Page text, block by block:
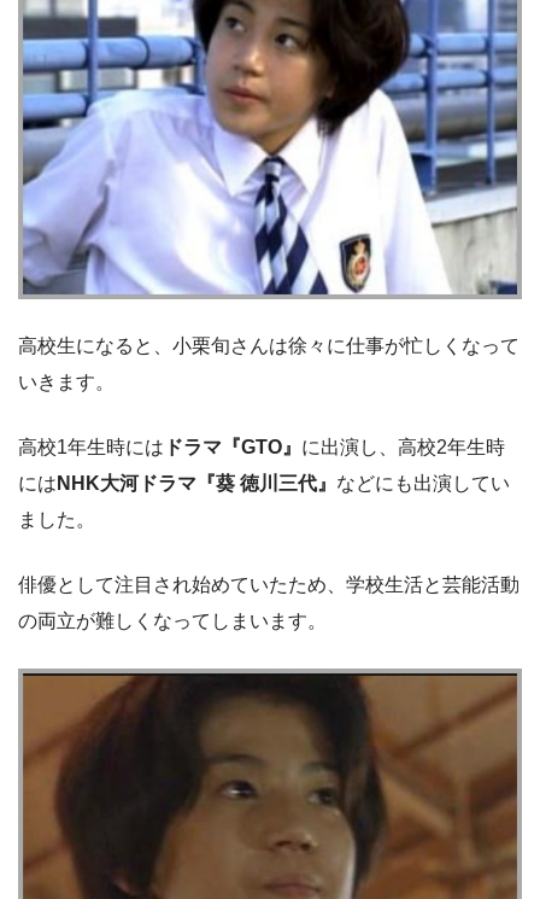
高校生になると、小栗旬さんは徐々に仕事が忙しくなって
いきます。
高校1年生時には ドラマ『GTO』 に出演し、高校2年生時
には NHK大河ドラマ『葵 徳川三代』 などにも出演してい
ました。
俳優として注目され始めていたため、学校生活と芸能活動
の両立が難しくなってしまいます。